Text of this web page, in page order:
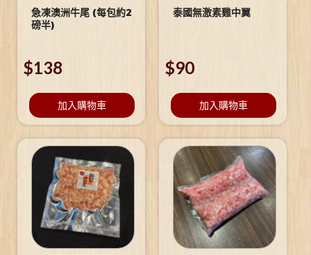
急凍澳洲牛尾 (每包約2
磅半)
$138
加入購物車
泰國無激素雞中翼
$90
加入購物車